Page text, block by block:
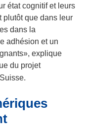
état cognitif et leurs
plutôt que dans leur
dans la
adhésion et un
explique
du projet